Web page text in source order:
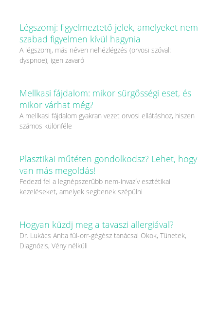
Légszomj: figyelmeztető jelek, amelyeket nem
szabad figyelmen kívül hagynia
A légszomj, más néven nehézlégzés (orvosi szóval:
dyspnoe), igen zavaró
Mellkasi fájdalom: mikor sürgősségi eset, és
mikor várhat még?
A mellkasi fájdalom gyakran vezet orvosi ellátáshoz, hiszen
számos különféle
Plasztikai műtéten gondolkodsz? Lehet, hogy
van más megoldás!
Fedezd fel a legnépszerűbb nem-invazív esztétikai
kezeléseket, amelyek segítenek szépülni
Hogyan küzdj meg a tavaszi allergiával?
Dr. Lukács Anita fül-orr-gégész tanácsai Okok, Tünetek,
Diagnózis, Vény nélküli